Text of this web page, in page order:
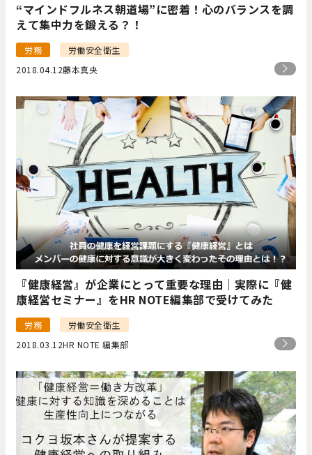
“マインドフルネス朝道場”に密着！心のバランスを調
えて集中力を鍛える？！
労務
労働安全衛生
2018.04.12藤本真央
『健康経営』が企業にとって重要な理由｜実際に『健
康経営セミナー』をHR NOTE編集部で受けてみた
労務
労働安全衛生
2018.03.12HR NOTE 編集部